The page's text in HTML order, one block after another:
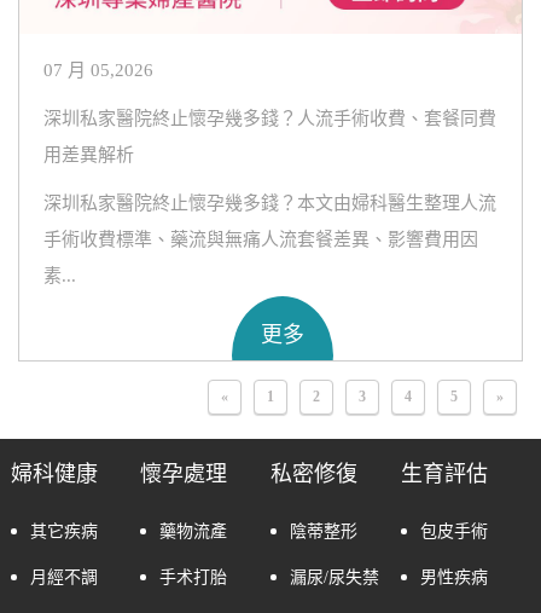
07 月 05,2026
深圳私家醫院終止懷孕幾多錢？人流手術收費、套餐同費
用差異解析
深圳私家醫院終止懷孕幾多錢？本文由婦科醫生整理人流
手術收費標準、藥流與無痛人流套餐差異、影響費用因
素...
更多
« 1 2 3 4 5 »
婦科健康
其它疾病
月經不調
懷孕處理
藥物流產
手术打胎
私密修復
陰蒂整形
漏尿/尿失禁
生育評估
包皮手術
男性疾病